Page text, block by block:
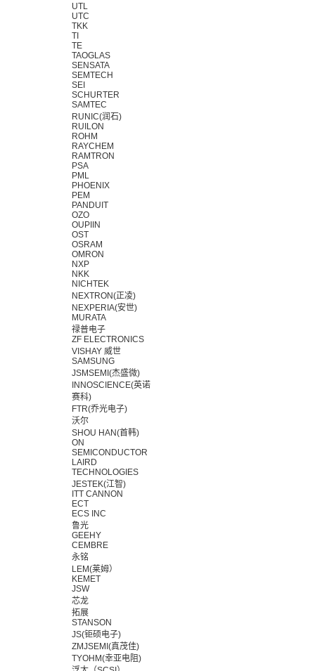
UTL
UTC
TKK
TI
TE
TAOGLAS
SENSATA
SEMTECH
SEI
SCHURTER
SAMTEC
RUNIC(润石)
RUILON
ROHM
RAYCHEM
RAMTRON
PSA
PML
PHOENIX
PEM
PANDUIT
OZO
OUPIIN
OST
OSRAM
OMRON
NXP
NKK
NICHTEK
NEXTRON(正凌)
NEXPERIA(安世)
MURATA
禄普电子
ZF ELECTRONICS
VISHAY 威世
SAMSUNG
JSMSEMI(杰盛微)
INNOSCIENCE(英诺
赛科)
FTR(乔光电子)
沃尔
SHOU HAN(首韩)
ON
SEMICONDUCTOR
LAIRD
TECHNOLOGIES
JESTEK(江智)
ITT CANNON
ECT
ECS INC
鲁光
GEEHY
CEMBRE
永铭
LEM(莱姆）
KEMET
JSW
芯龙
拓展
STANSON
JS(钜硕电子)
ZMJSEMI(真茂佳)
TYOHM(幸亚电阻)